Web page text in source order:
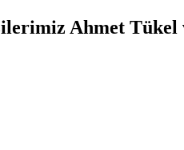
Ahmet